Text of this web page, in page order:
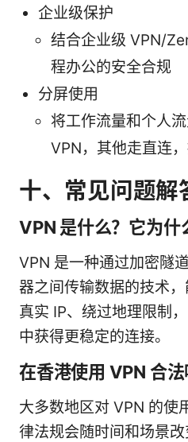
企业级保护
结合企业级 VPN/
程办公的安全合规
分屏使用
将工作流量和个人
VPN，其他走直连
十、常见问题解
VPN 是什么？它为什
VPN 是一种通过加密隧
器之间传输数据的技术
真实 IP、绕过地理限制
中获得更稳定的连接。
在香港使用 VPN 合法
大多数地区对 VPN 的使
律法规会随时间和场景